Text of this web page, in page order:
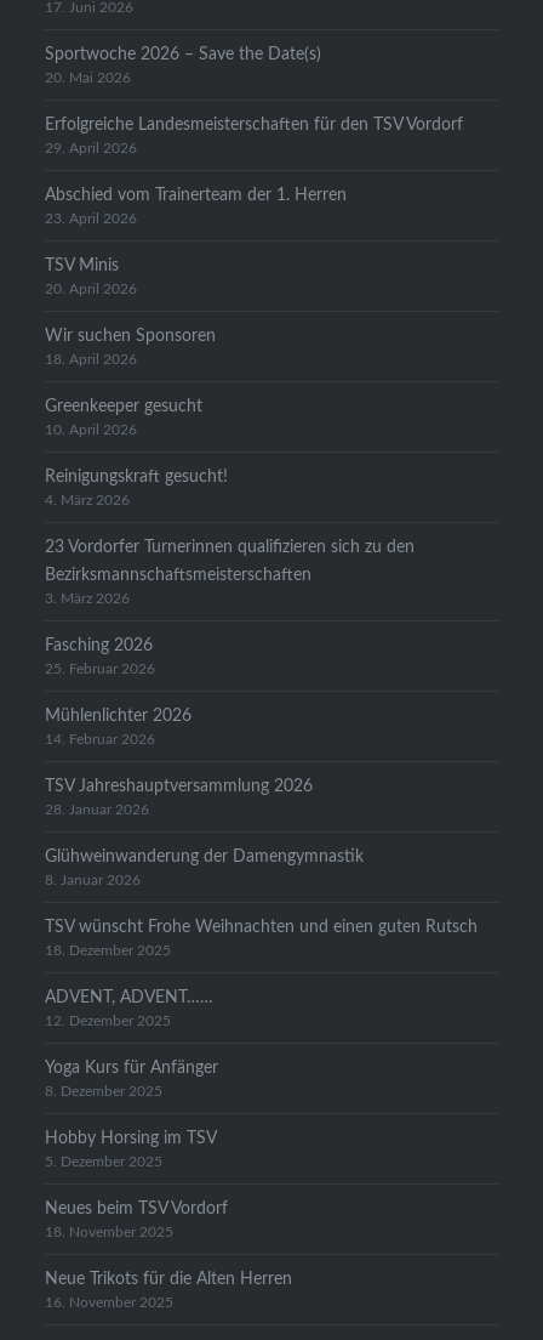
17. Juni 2026
Sportwoche 2026 – Save the Date(s)
20. Mai 2026
Erfolgreiche Landesmeisterschaften für den TSV Vordorf
29. April 2026
Abschied vom Trainerteam der 1. Herren
23. April 2026
TSV Minis
20. April 2026
Wir suchen Sponsoren
18. April 2026
Greenkeeper gesucht
10. April 2026
Reinigungskraft gesucht!
4. März 2026
23 Vordorfer Turnerinnen qualifizieren sich zu den
Bezirksmannschaftsmeisterschaften
3. März 2026
Fasching 2026
25. Februar 2026
Mühlenlichter 2026
14. Februar 2026
TSV Jahreshauptversammlung 2026
28. Januar 2026
Glühweinwanderung der Damengymnastik
8. Januar 2026
TSV wünscht Frohe Weihnachten und einen guten Rutsch
18. Dezember 2025
ADVENT, ADVENT……
12. Dezember 2025
Yoga Kurs für Anfänger
8. Dezember 2025
Hobby Horsing im TSV
5. Dezember 2025
Neues beim TSV Vordorf
18. November 2025
Neue Trikots für die Alten Herren
16. November 2025